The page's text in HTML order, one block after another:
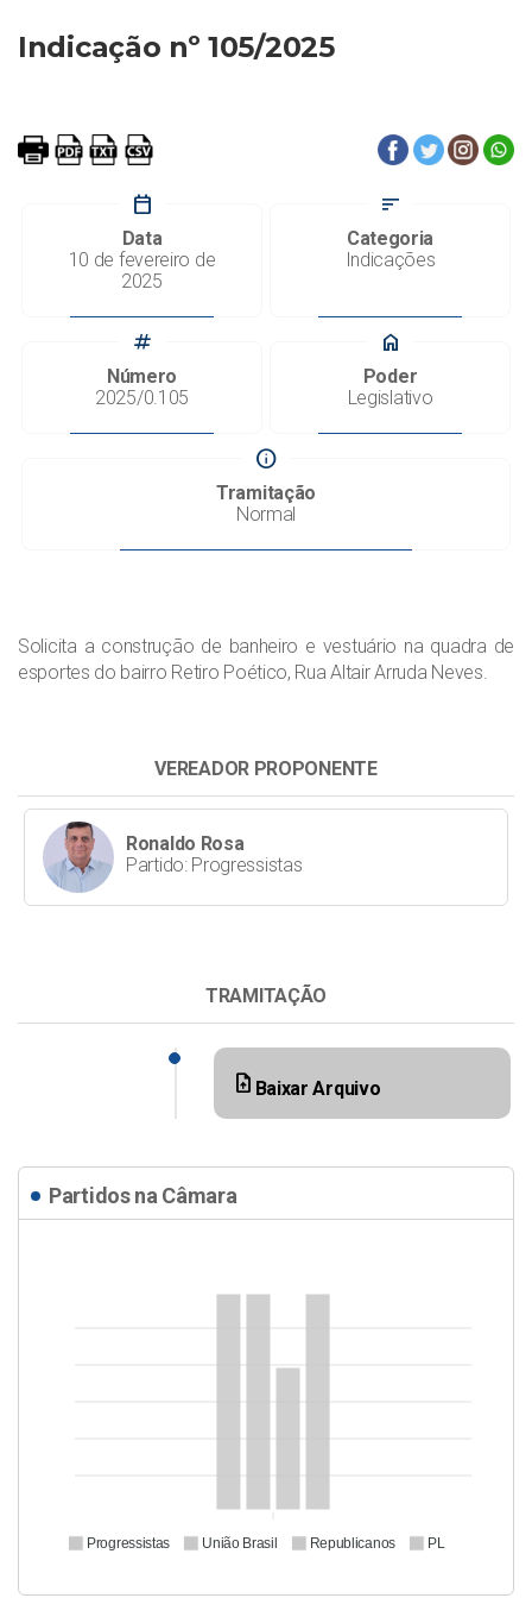
Indicação nº 105/2025
calendar_today
Data
10 de fevereiro de
2025
sort
Categoria
Indicações
tag
Número
2025/0.105
home
Poder
Legislativo
info
Tramitação
Normal
Solicita a construção de banheiro e vestuário na quadra de
esportes do bairro Retiro Poético, Rua Altair Arruda Neves.
VEREADOR PROPONENTE
Ronaldo Rosa
Partido: Progressistas
TRAMITAÇÃO
upload_file Baixar Arquivo
Partidos na Câmara
Progressistas União Brasil Republicanos PL